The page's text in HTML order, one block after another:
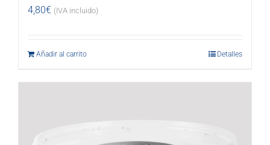
4,80€ (IVA incluido)
Añadir al carrito Detalles